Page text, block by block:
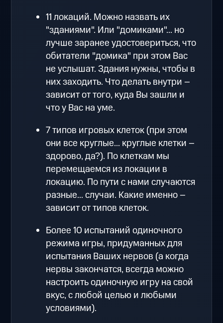
11 локаций. Можно назвать их
"зданиями". Или "домиками"... но
лучше заранее удостовериться, что
обитатели "домика" при этом Вас
не услышат. Здания нужны, чтобы в
них заходить. Что делать внутри –
зависит от того, куда Вы зашли и
что у Вас на уме.
7 типов игровых клеток (при этом
они все круглые... круглые клетки –
здорово, да?). По клеткам мы
перемещаемся из локации в
локацию. По пути с нами случаются
разные... случаи. Какие именно –
зависит от типов клеток.
Более 10 испытаний одиночного
режима игры, придуманных для
испытания Ваших нервов (а когда
нервы закончатся, всегда можно
настроить одиночную игру на свой
вкус, с любой целью и любыми
условиями).